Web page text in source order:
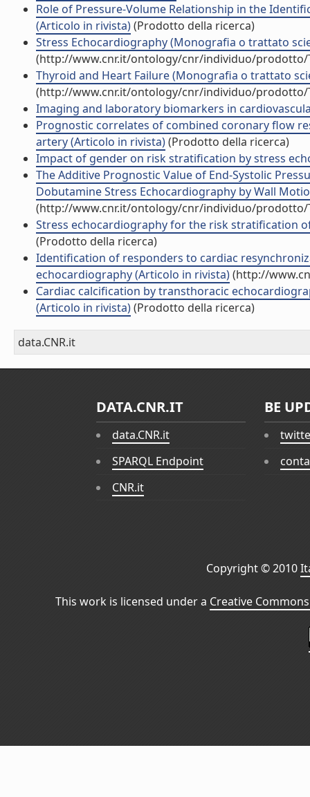
Role of Pressure-Volume Relationship in the
(Articolo in rivista)(Prodotto della ricerca)
Stress Echocardiography (Monografia o trattato
(http://www.cnr.it/ontology/cnr/individuo/prodotto/
Thyroid and Heart Failure (Monografia o trattato
(http://www.cnr.it/ontology/cnr/individuo/prodotto/
Imaging and laboratory biomarkers in
Prognostic correlates of combined coronary flow
artery (Articolo in rivista)(Prodotto della ricerca)
Impact of gender on risk stratification by stress
The Additive Prognostic Value of End-Systolic
Dobutamine Stress Echocardiography by Wall
(http://www.cnr.it/ontology/cnr/individuo/prodotto/
Stress echocardiography for the risk stratification
(Prodotto della ricerca)
Identification of responders to cardiac
echocardiography (Articolo in rivista)(http://
Cardiac calcification by transthoracic
(Articolo in rivista)(Prodotto della ricerca)
data.CNR.it
DATA.CNR.IT
data.CNR.it
SPARQL Endpoint
CNR.it
BE
Copyright © 2010
This work is licensed under a Creative